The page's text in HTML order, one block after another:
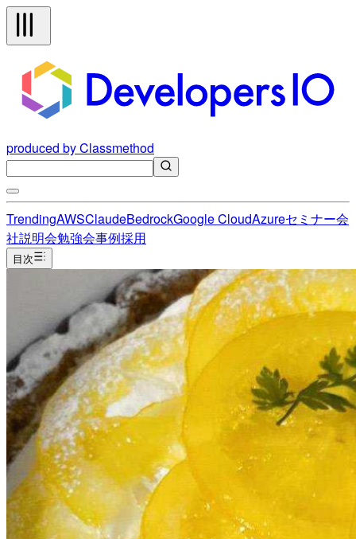
produced by Classmethod
TrendingAWSClaudeBedrockGoogle CloudAzureセミナー会
社説明会勉強会事例採用
目次